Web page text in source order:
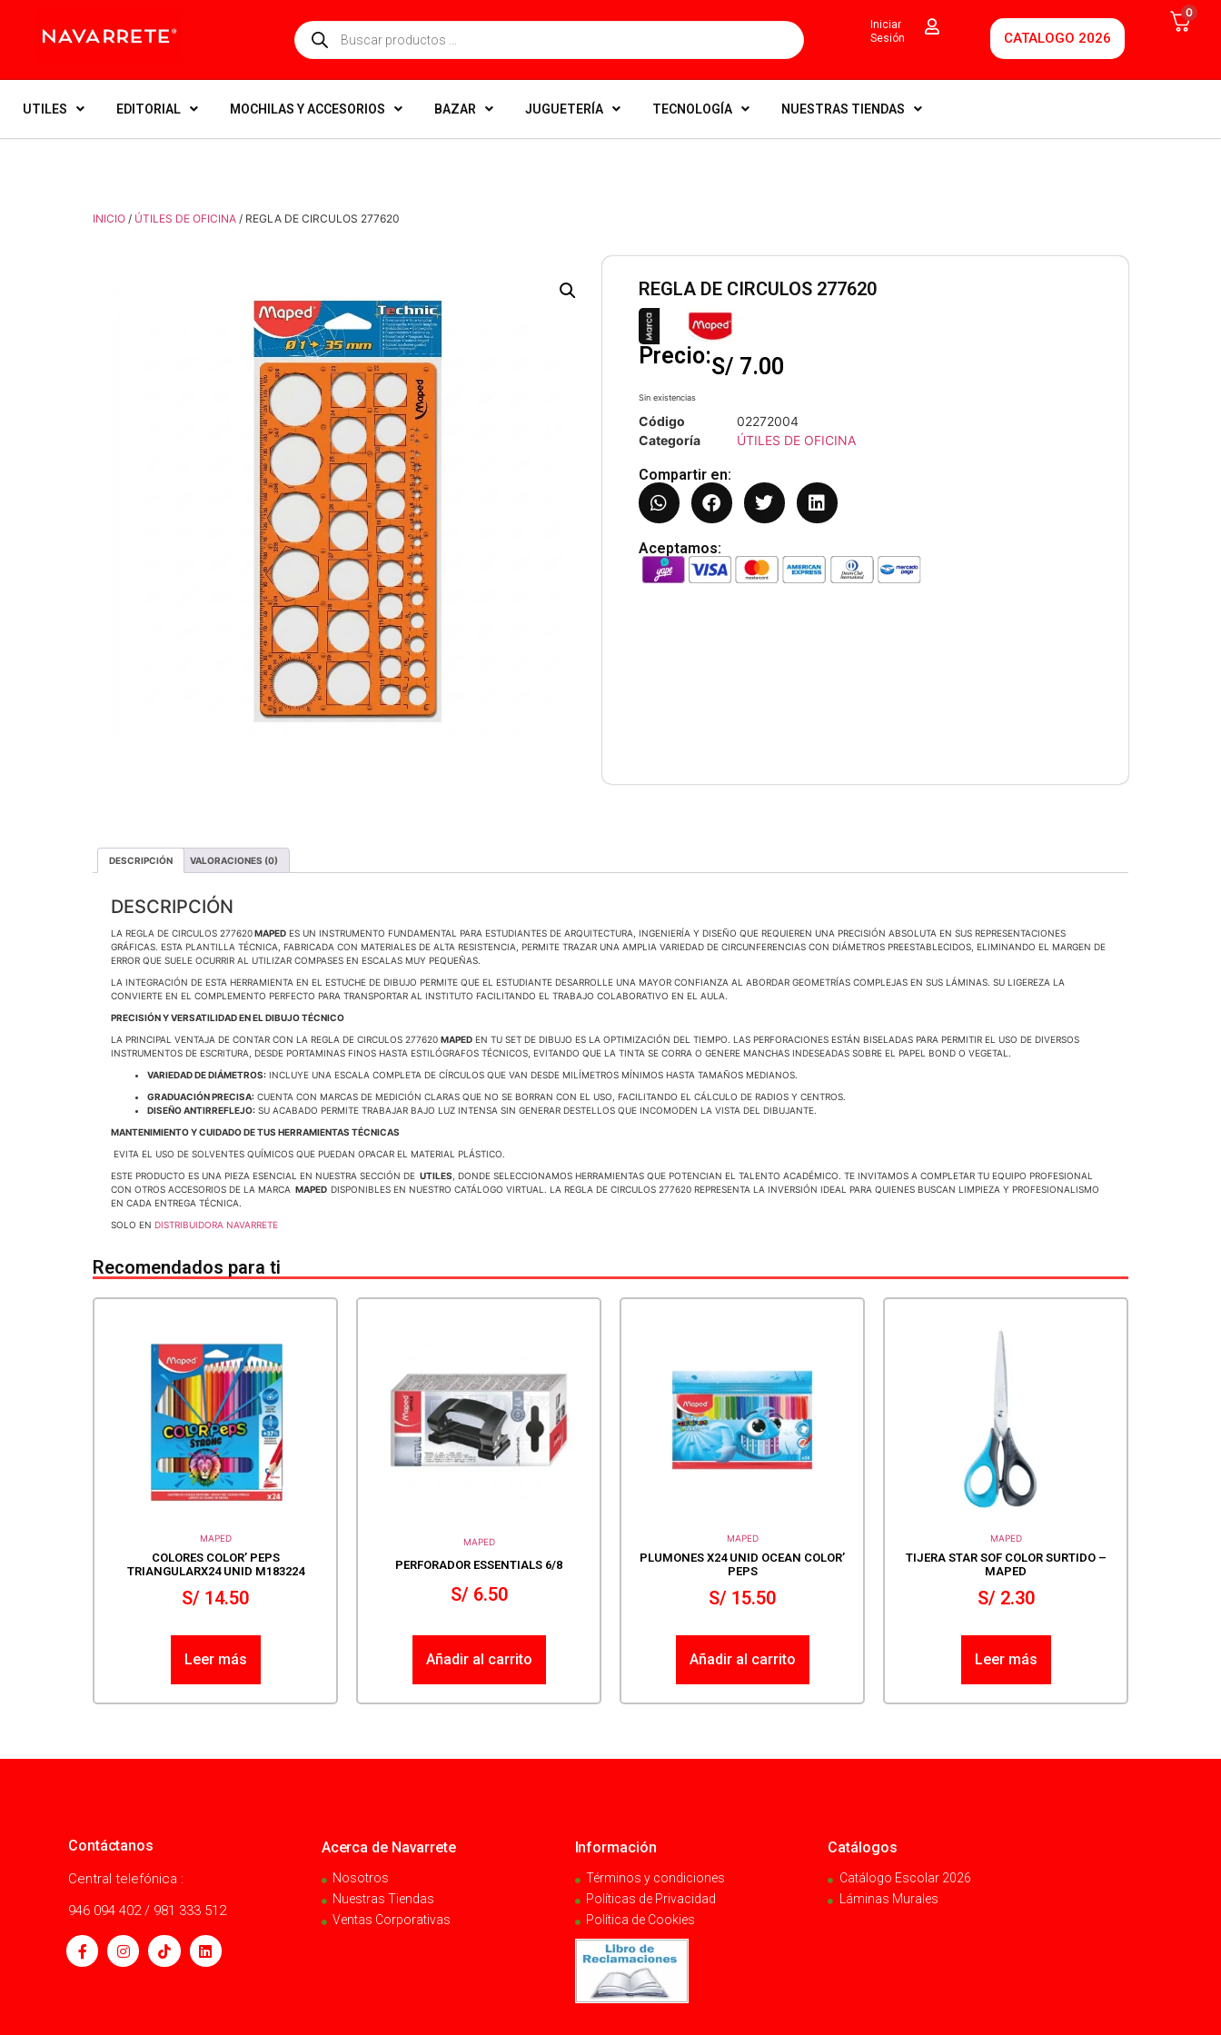
Iniciar
Sesión
CATALOGO 2026
0
UTILES EDITORIAL MOCHILAS Y ACCESORIOS BAZAR JUGUETERÍA TECNOLOGÍA NUESTRAS TIENDAS
INICIO / ÚTILES DE OFICINA / REGLA DE CIRCULOS 277620
REGLA DE CIRCULOS 277620
Precio:S/ 7.00
Sin existencias
Código
02272004
Categoría
ÚTILES DE OFICINA
Compartir en:
Aceptamos:
DESCRIPCIÓN VALORACIONES (0)
DESCRIPCIÓN
LA REGLA DE CIRCULOS 277620MAPED ES UN INSTRUMENTO FUNDAMENTAL PARA ESTUDIANTES DE ARQUITECTURA, INGENIERÍA Y DISEÑO QUE REQUIEREN UNA PRECISIÓN ABSOLUTA EN SUS REPRESENTACIONES
GRÁFICAS. ESTA PLANTILLA TÉCNICA, FABRICADA CON MATERIALES DE ALTA RESISTENCIA, PERMITE TRAZAR UNA AMPLIA VARIEDAD DE CIRCUNFERENCIAS CON DIÁMETROS PREESTABLECIDOS, ELIMINANDO EL MARGEN DE
ERROR QUE SUELE OCURRIR AL UTILIZAR COMPASES EN ESCALAS MUY PEQUEÑAS.
LA INTEGRACIÓN DE ESTA HERRAMIENTA EN EL ESTUCHE DE DIBUJO PERMITE QUE EL ESTUDIANTE DESARROLLE UNA MAYOR CONFIANZA AL ABORDAR GEOMETRÍAS COMPLEJAS EN SUS LÁMINAS. SU LIGEREZA LA
CONVIERTE EN EL COMPLEMENTO PERFECTO PARA TRANSPORTAR AL INSTITUTO FACILITANDO EL TRABAJO COLABORATIVO EN EL AULA.
PRECISIÓN Y VERSATILIDAD EN EL DIBUJO TÉCNICO
LA PRINCIPAL VENTAJA DE CONTAR CON LA REGLA DE CIRCULOS 277620 MAPED EN TU SET DE DIBUJO ES LA OPTIMIZACIÓN DEL TIEMPO. LAS PERFORACIONES ESTÁN BISELADAS PARA PERMITIR EL USO DE DIVERSOS
INSTRUMENTOS DE ESCRITURA, DESDE PORTAMINAS FINOS HASTA ESTILÓGRAFOS TÉCNICOS, EVITANDO QUE LA TINTA SE CORRA O GENERE MANCHAS INDESEADAS SOBRE EL PAPEL BOND O VEGETAL.
VARIEDAD DE DIÁMETROS: INCLUYE UNA ESCALA COMPLETA DE CÍRCULOS QUE VAN DESDE MILÍMETROS MÍNIMOS HASTA TAMAÑOS MEDIANOS.
GRADUACIÓN PRECISA: CUENTA CON MARCAS DE MEDICIÓN CLARAS QUE NO SE BORRAN CON EL USO, FACILITANDO EL CÁLCULO DE RADIOS Y CENTROS.
DISEÑO ANTIRREFLEJO: SU ACABADO PERMITE TRABAJAR BAJO LUZ INTENSA SIN GENERAR DESTELLOS QUE INCOMODEN LA VISTA DEL DIBUJANTE.
MANTENIMIENTO Y CUIDADO DE TUS HERRAMIENTAS TÉCNICAS
EVITA EL USO DE SOLVENTES QUÍMICOS QUE PUEDAN OPACAR EL MATERIAL PLÁSTICO.
ESTE PRODUCTO ES UNA PIEZA ESENCIAL EN NUESTRA SECCIÓN DE UTILES , DONDE SELECCIONAMOS HERRAMIENTAS QUE POTENCIAN EL TALENTO ACADÉMICO. TE INVITAMOS A COMPLETAR TU EQUIPO PROFESIONAL
CON OTROS ACCESORIOS DE LA MARCA MAPED DISPONIBLES EN NUESTRO CATÁLOGO VIRTUAL. LA REGLA DE CIRCULOS 277620 REPRESENTA LA INVERSIÓN IDEAL PARA QUIENES BUSCAN LIMPIEZA Y PROFESIONALISMO
EN CADA ENTREGA TÉCNICA.
SOLO EN DISTRIBUIDORA NAVARRETE
Recomendados para ti
MAPED
COLORES COLOR’ PEPS
TRIANGULARX24 UNID M183224
S/ 14.50
Leer más
MAPED
PERFORADOR ESSENTIALS 6/8
S/6.50
Añadir al carrito
MAPED
PLUMONES X24 UNID OCEAN COLOR’
PEPS
S/ 15.50
Añadir al carrito
MAPED
TIJERA STAR SOF COLOR SURTIDO –
MAPED
S/2.30
Leer más
Contáctanos
Central telefónica :
946 094 402 / 981 333 512
Acerca de Navarrete
Nosotros
Nuestras Tiendas
Ventas Corporativas
Información
Términos y condiciones
Políticas de Privacidad
Política de Cookies
Catálogos
Catálogo Escolar 2026
Láminas Murales